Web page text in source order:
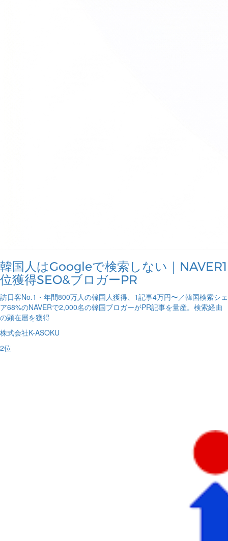
韓国人はGoogleで検索しない｜NAVER1
位獲得SEO&ブロガーPR
訪日客No.1・年間800万人の韓国人獲得、1記事4万円〜／韓国検索シェ
ア68%のNAVERで2,000名の韓国ブロガーがPR記事を量産。検索経由
の顕在層を獲得
株式会社K-ASOKU
2位